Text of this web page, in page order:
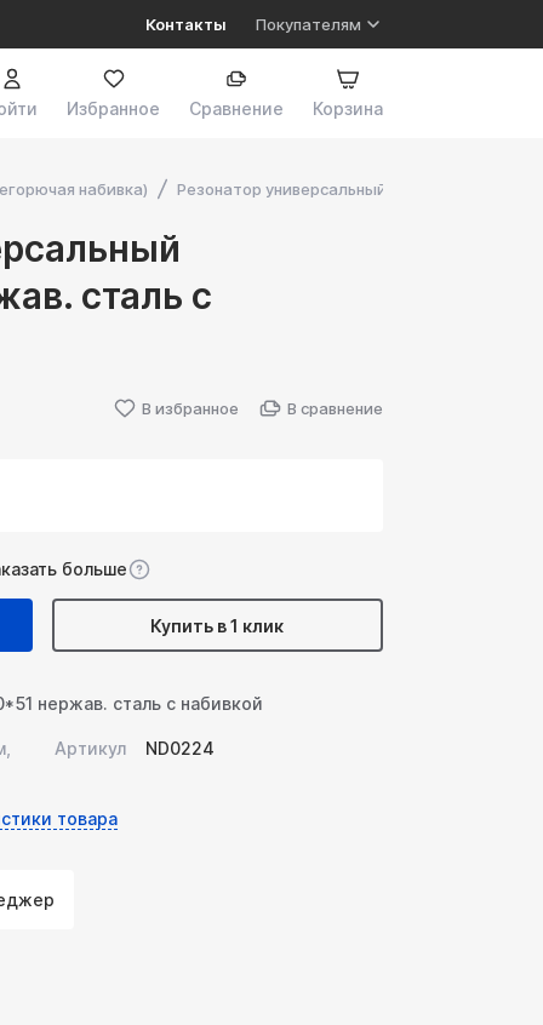
Контакты Покупателям
Избранное Сравнение Корзина
набивка) Резонатор универсальный 110*350*51
сталь с
В избранное В сравнение
больше
Купить в 1 клик
нержав. сталь с набивкой
Артикул ND0224
товара